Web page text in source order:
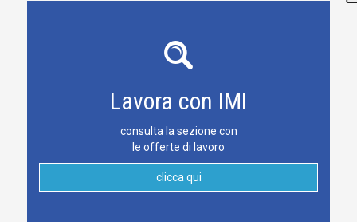
Lavora con IMI
consulta la sezione con
le offerte di lavoro
clicca qui